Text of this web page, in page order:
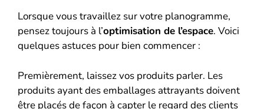
Lorsque vous travaillez sur votre planogramme,
pensez toujours à l’optimisation de l’espace. Voici
quelques astuces pour bien commencer :
Premièrement, laissez vos produits parler. Les
produits ayant des emballages attrayants doivent
être placés de façon à capter le regard des clients